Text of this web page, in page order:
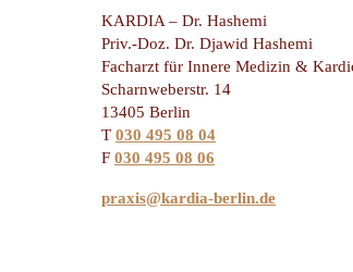
KARDIA – Dr. Hashemi
Priv.-Doz. Dr. Djawid Hashemi
Facharzt für Innere Medizin &
Scharnweberstr. 14
13405 Berlin
T 030 495 08 04
F 030 495 08 06
praxis@kardia-berlin.de